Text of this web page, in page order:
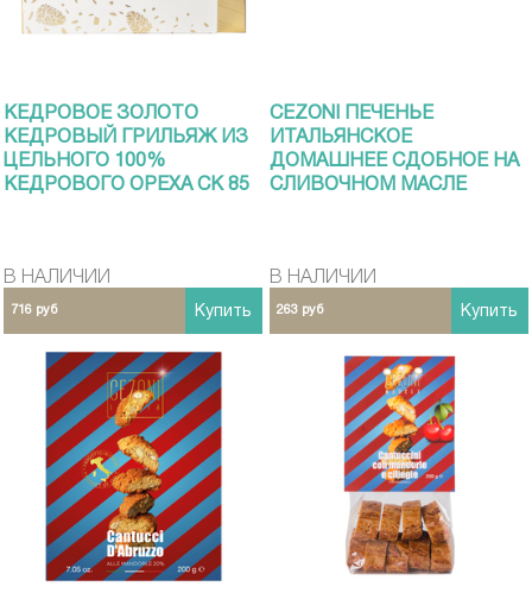
КЕДРОВОЕ ЗОЛОТО
КЕДРОВЫЙ ГРИЛЬЯЖ ИЗ
ЦЕЛЬНОГО 100%
КЕДРОВОГО ОРЕХА СК 85
В НАЛИЧИИ
716 руб Купить
CEZONI ПЕЧЕНЬЕ
ИТАЛЬЯНСКОЕ
ДОМАШНЕЕ СДОБНОЕ НА
СЛИВОЧНОМ МАСЛЕ
В НАЛИЧИИ
263 руб Купить